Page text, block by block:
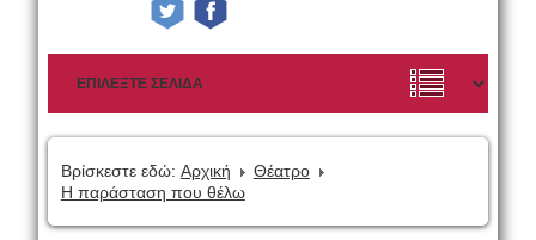
Βρίσκεστε εδώ: Αρχική
Θέατρο
Η παράσταση που θέλω